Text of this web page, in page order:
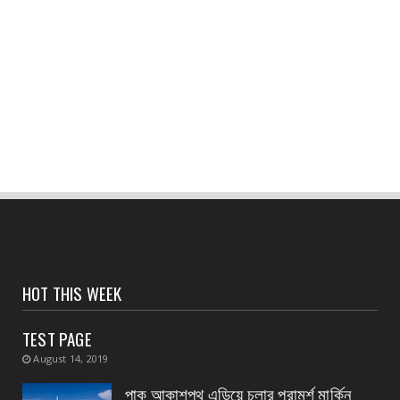
CONTACT
স্বাস্থ্য মন্ত্রীর নির্দেশে জেলার ২৮ টি ডায়াগনস্টিক
HOT THIS WEEK
TEST PAGE
August 14, 2019
পাক আকাশপথ এড়িয়ে চলার পরামর্শ মার্কিন